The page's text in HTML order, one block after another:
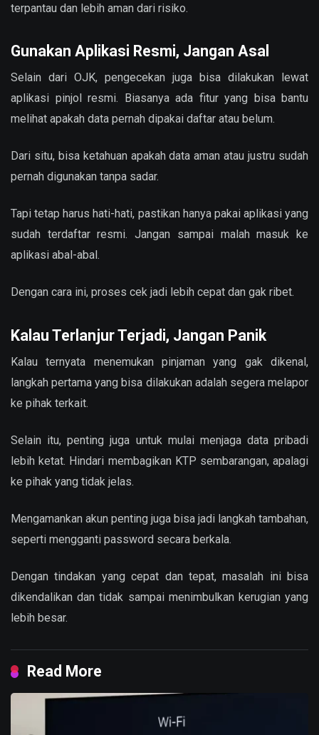
terpantau dan lebih aman dari risiko.
Gunakan Aplikasi Resmi, Jangan Asal
Selain dari OJK, pengecekan juga bisa dilakukan lewat
aplikasi pinjol resmi. Biasanya ada fitur yang bisa bantu
melihat apakah data pernah dipakai daftar atau belum.
Dari situ, bisa ketahuan apakah data aman atau justru sudah
pernah digunakan tanpa sadar.
Tapi tetap harus hati-hati, pastikan hanya pakai aplikasi yang
sudah terdaftar resmi. Jangan sampai malah masuk ke
aplikasi abal-abal.
Dengan cara ini, proses cek jadi lebih cepat dan gak ribet.
Kalau Terlanjur Terjadi, Jangan Panik
Kalau ternyata menemukan pinjaman yang gak dikenal,
langkah pertama yang bisa dilakukan adalah segera melapor
ke pihak terkait.
Selain itu, penting juga untuk mulai menjaga data pribadi
lebih ketat. Hindari membagikan KTP sembarangan, apalagi
ke pihak yang tidak jelas.
Mengamankan akun penting juga bisa jadi langkah tambahan,
seperti mengganti password secara berkala.
Dengan tindakan yang cepat dan tepat, masalah ini bisa
dikendalikan dan tidak sampai menimbulkan kerugian yang
lebih besar.
Read More